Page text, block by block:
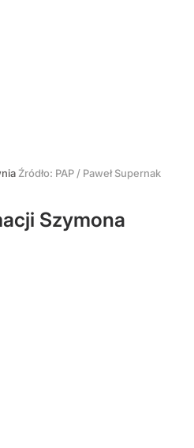
Źródło: PAP / Paweł Supernak
Szymona